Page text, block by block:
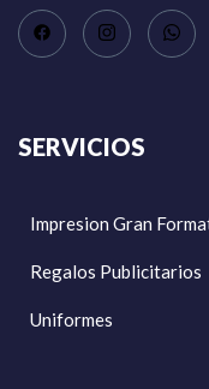
SERVICIOS
Impresion Gran
Regalos Publicitarios
Uniformes